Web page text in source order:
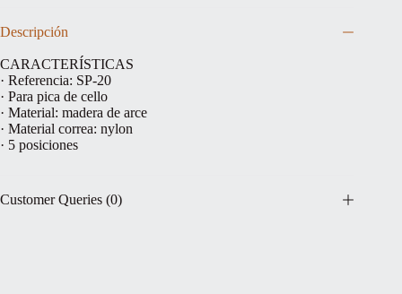
Descripción
CARACTERÍSTICAS
· Referencia: SP-20
· Para pica de cello
· Material: madera de arce
· Material correa: nylon
· 5 posiciones
Customer Queries (0)